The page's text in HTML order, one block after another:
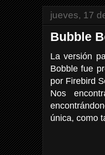
jueves, 17
Bubble
La versión
Bobble fue
por Firebird
Nos
única, como